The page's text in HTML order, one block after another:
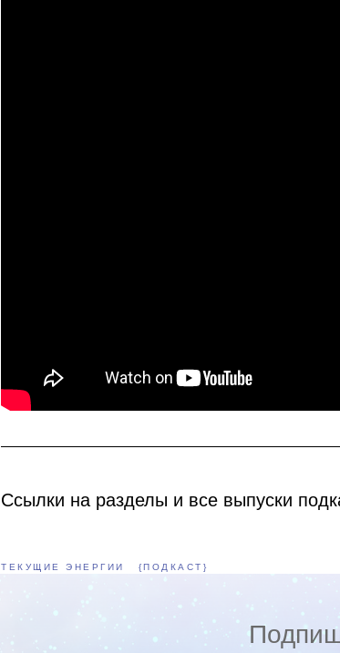
Ссылки на разделы и все выпуски
ТЕКУЩИЕ ЭНЕРГИИ {ПОДКАСТ}